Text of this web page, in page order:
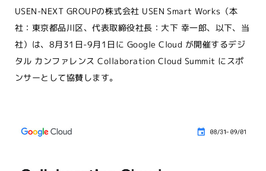
USEN-NEXT GROUPの株式会社 USEN Smart Works（本
社：東京都品川区、代表取締役社長：大下 幸一郎、以下、当
社）は、8⽉31⽇-9⽉1⽇に Google Cloud が開催するデジ
タル カンファレンス Collaboration Cloud Summit にスポ
ンサーとして協賛します。